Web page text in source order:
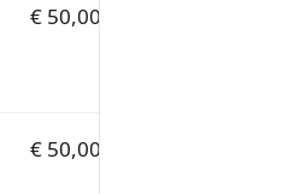
€ 50,00
€ 50,00